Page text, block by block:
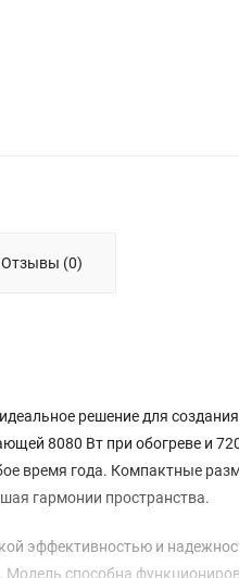
Отзывы (0)
идеальное решение для
8080 Вт при обогреве и
время года. Компактные
гармонии пространства.
эффективностью и
способна